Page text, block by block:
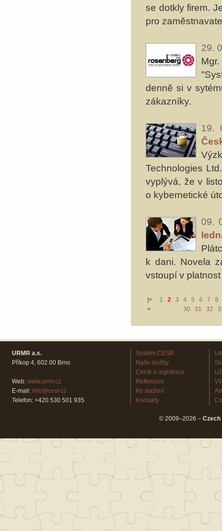
se dotkly firem.
pro
29.
denně si v
zákazníky.
19.
Technologies
vyplývá, že v
o kybernetické
09.
k dani. Novela
vstoupí v
|<
<
1 2 3 4 5 6 7
8
30
31 32
URMR a.s.
Příkop 4, 602 00 Brno
Web: www.urmr.cz
E-mail: info@cesr.cz
Telefon: +420 530 501 935
Systém CESR
Naše služby
Ceník a registrace
Reference
Ke stažení
Kontakty
© 2009–2026 – Czech